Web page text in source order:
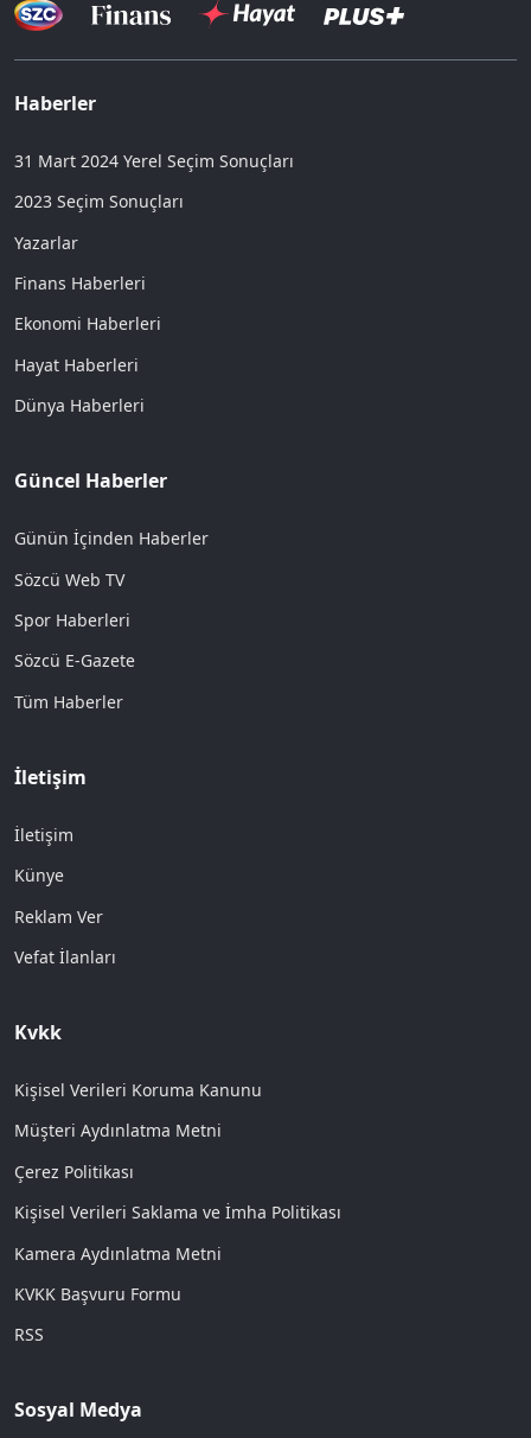
Haberler
31 Mart 2024 Yerel Seçim Sonuçları
2023 Seçim Sonuçları
Yazarlar
Finans Haberleri
Ekonomi Haberleri
Hayat Haberleri
Dünya Haberleri
Güncel Haberler
Günün İçinden Haberler
Sözcü Web TV
Spor Haberleri
Sözcü E-Gazete
Tüm Haberler
İletişim
İletişim
Künye
Reklam Ver
Vefat İlanları
Kvkk
Kişisel Verileri Koruma Kanunu
Müşteri Aydınlatma Metni
Çerez Politikası
Kişisel Verileri Saklama ve İmha Politikası
Kamera Aydınlatma Metni
KVKK Başvuru Formu
RSS
Sosyal Medya